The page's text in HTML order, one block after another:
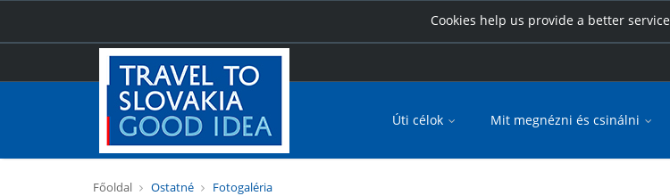
Cookies help us provide a better service
Úti célok Mit megnézni és csinálni
Főoldal Ostatné Fotogaléria